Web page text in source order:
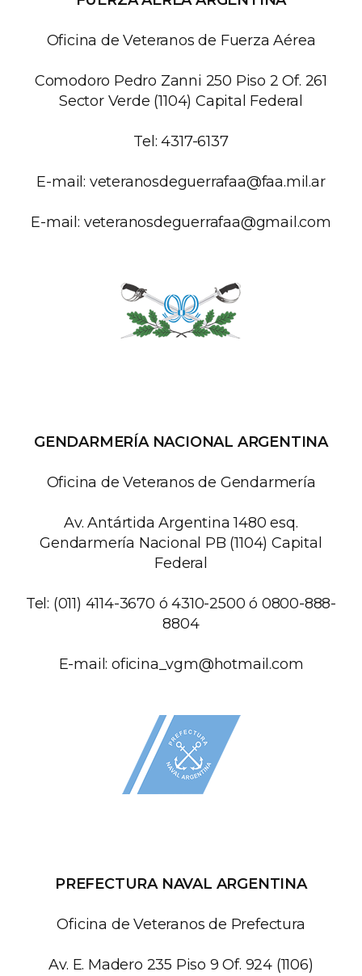
Oficina de Veteranos de Fuerza Aérea
Comodoro Pedro Zanni 250 Piso 2 Of. 261
Sector Verde (1104) Capital Federal
Tel: 4317-6137
E-mail: veteranosdeguerrafaa@faa.mil.ar
E-mail: veteranosdeguerrafaa@gmail.com
GENDARMERÍA NACIONAL ARGENTINA
Oficina de Veteranos de Gendarmería
Av. Antártida Argentina 1480 esq.
Gendarmería Nacional PB (1104) Capital
Federal
Tel: (011) 4114-3670 ó 4310-2500 ó 0800-888-
8804
E-mail: oficina_vgm@hotmail.com
PREFECTURA NAVAL ARGENTINA
Oficina de Veteranos de Prefectura
Av. E. Madero 235 Piso 9 Of. 924 (1106)